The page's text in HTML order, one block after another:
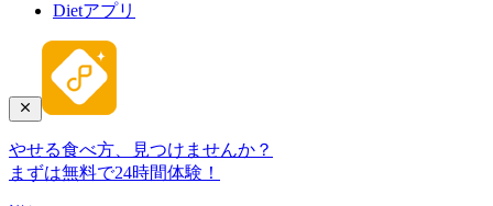
Dietアプリ
やせる食べ方、見つけませんか？
まずは無料で24時間体験！